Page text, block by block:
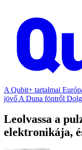
A Qubit+ tartalmai
jövő A Duna föntről
Leolvassa a
elektronikája,